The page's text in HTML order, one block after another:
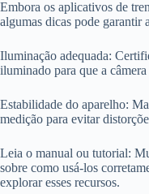
Embora os aplicativos de
algumas dicas pode garantir
Iluminação adequada:
iluminado para que a
Estabilidade do aparelho:
medição para evitar
Leia o manual ou tutorial:
sobre como usá-los
explorar esses recursos.